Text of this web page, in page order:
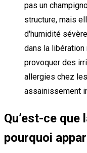
pas un
structure, mais
d'humidité
dans la
provoquer des
allergies chez
assainissement
Qu’est-ce
pourquoi